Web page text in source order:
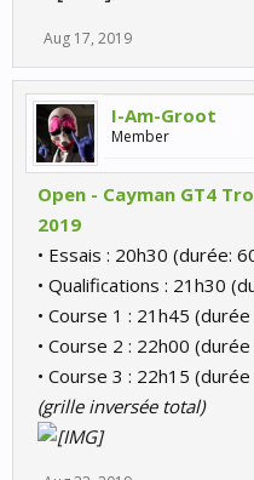
Aug 17, 2019
I-Am-Groot
Member
Open - Cayman GT4
2019
• Essais : 20h30 (durée:
• Qualifications : 21h30
• Course 1 : 21h45
• Course 2 : 22h00
• Course 3 : 22h15
(grille inversée total)